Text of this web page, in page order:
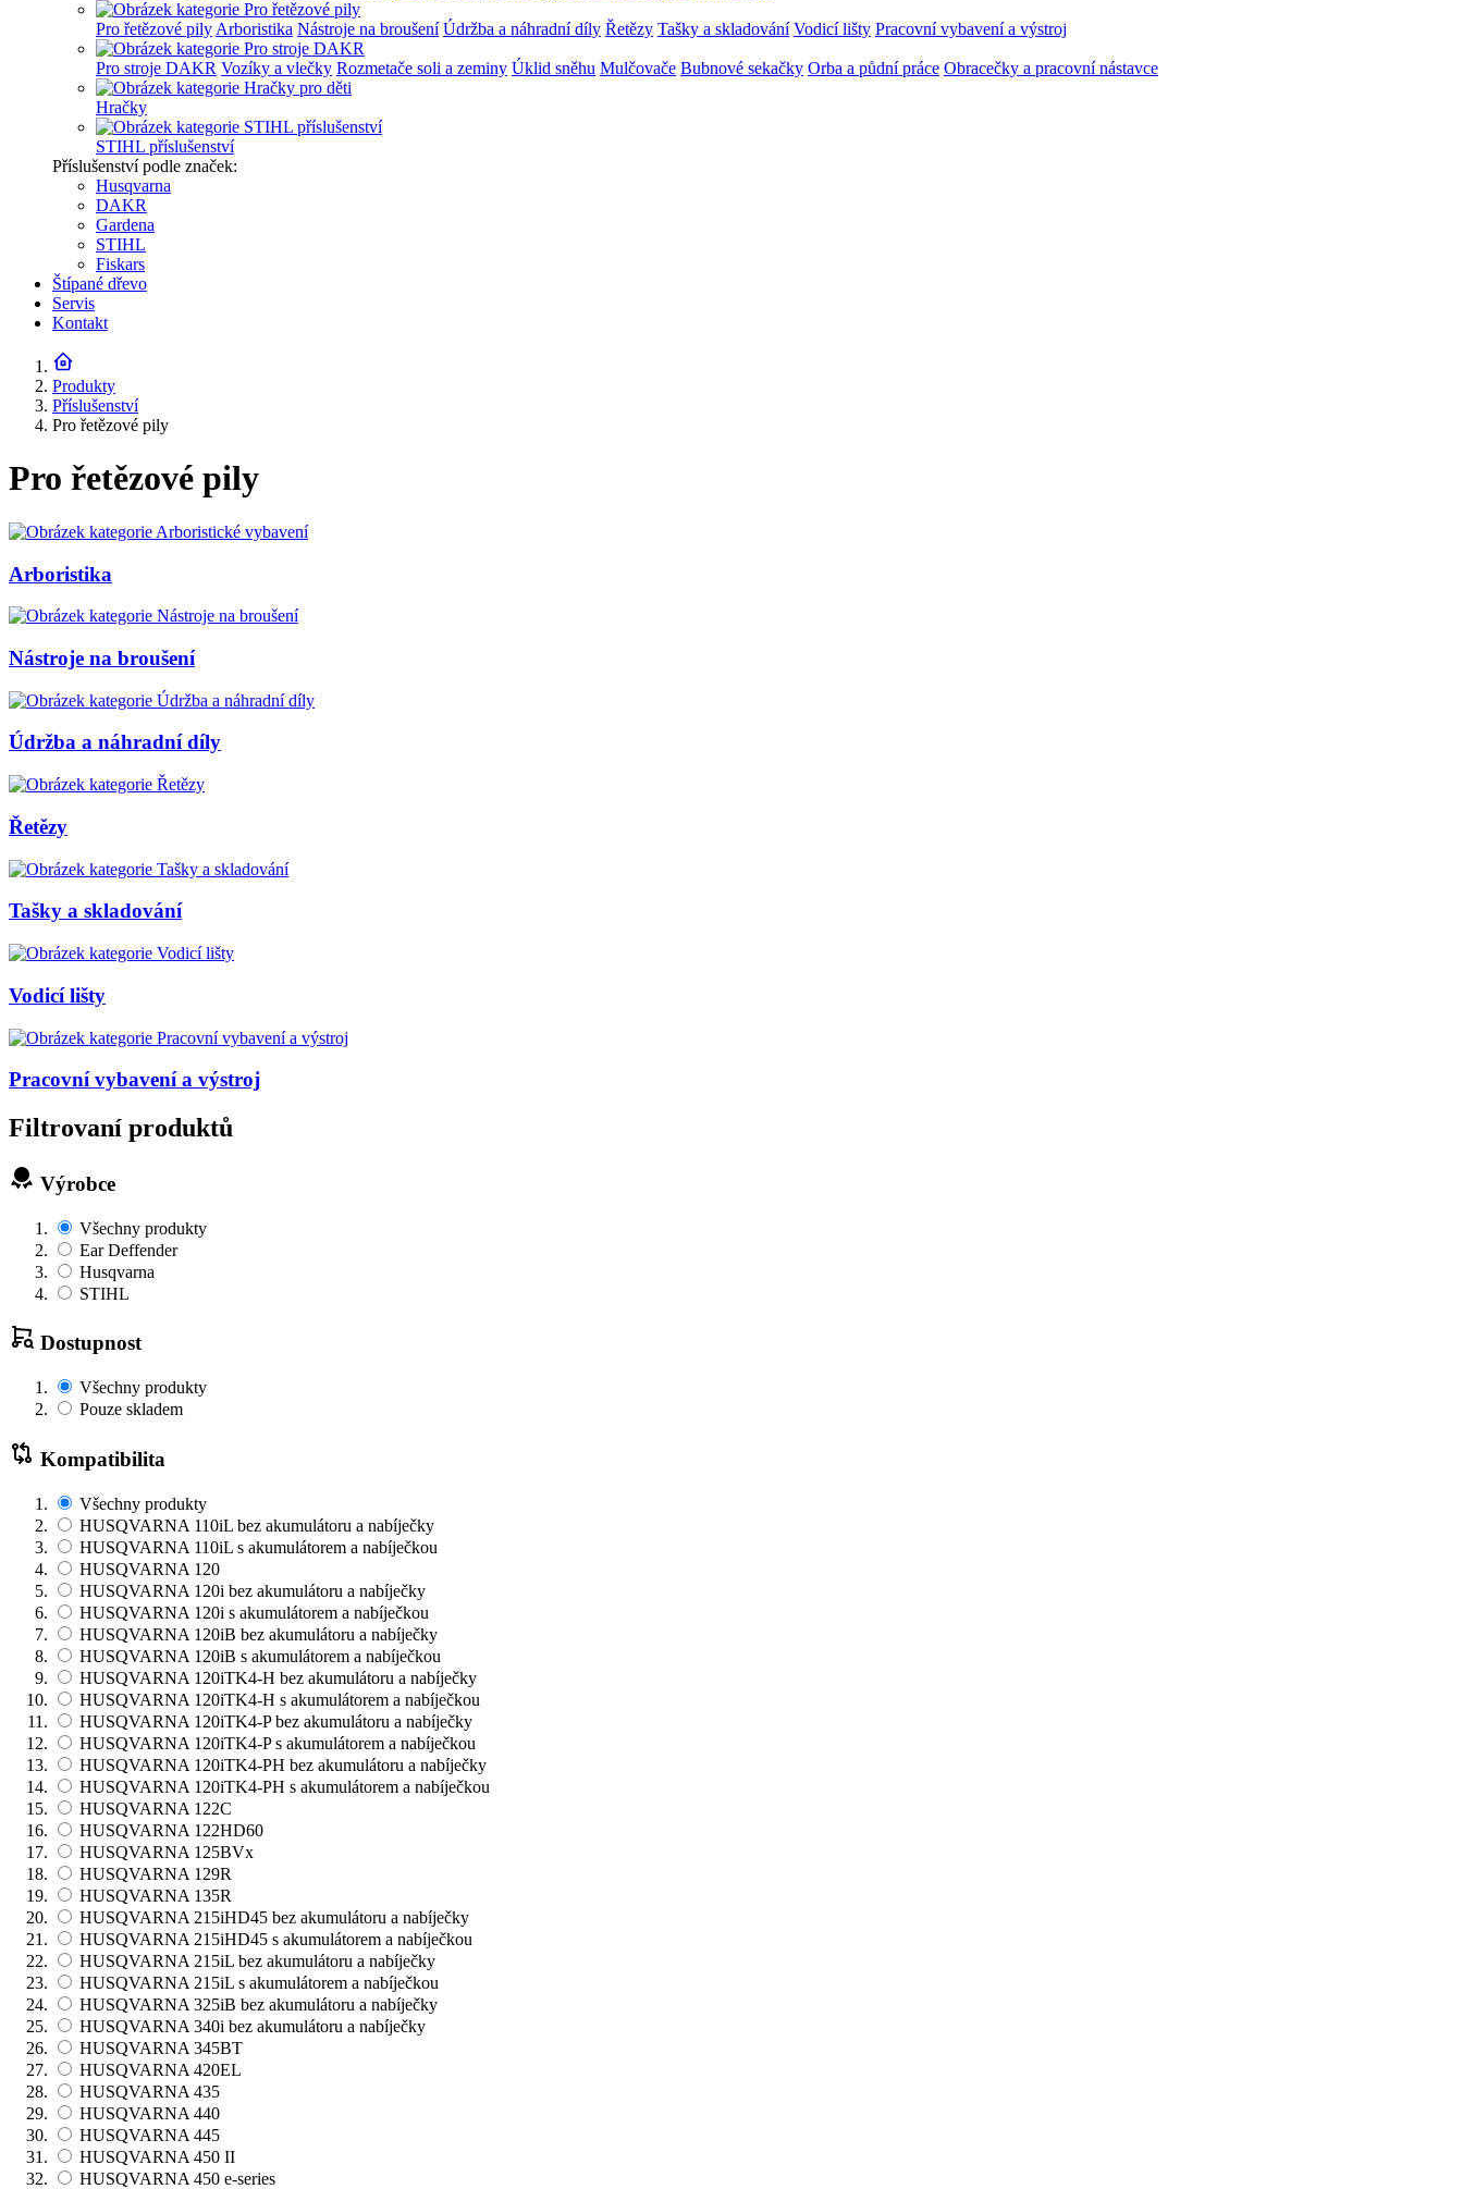
Pro řetězové pily Arboristika Nástroje na broušení Údržba a náhradní díly Řetězy Tašky a skladování Vodicí lišty Pracovní vybavení a výstroj
Pro stroje DAKR Vozíky a vlečky Rozmetače soli a zeminy Úklid sněhu Mulčovače Bubnové sekačky Orba a půdní práce Obracečky a pracovní nástavce
Hračky
STIHL příslušenství
Příslušenství podle značek:
Husqvarna
DAKR
Gardena
STIHL
Fiskars
Štípané dřevo
Servis
Kontakt
Produkty
Příslušenství
Pro řetězové pily
Pro řetězové pily
Arboristika
Nástroje na broušení
Údržba a náhradní díly
Řetězy
Tašky a skladování
Vodicí lišty
Pracovní vybavení a výstroj
Filtrovaní produktů
Výrobce
Všechny produkty
Ear Deffender
Husqvarna
STIHL
Dostupnost
Všechny produkty
Pouze skladem
Kompatibilita
Všechny produkty
HUSQVARNA 110iL bez akumulátoru a nabíječky
HUSQVARNA 110iL s akumulátorem a nabíječkou
HUSQVARNA 120
HUSQVARNA 120i bez akumulátoru a nabíječky
HUSQVARNA 120i s akumulátorem a nabíječkou
HUSQVARNA 120iB bez akumulátoru a nabíječky
HUSQVARNA 120iB s akumulátorem a nabíječkou
HUSQVARNA 120iTK4-H bez akumulátoru a nabíječky
HUSQVARNA 120iTK4-H s akumulátorem a nabíječkou
HUSQVARNA 120iTK4-P bez akumulátoru a nabíječky
HUSQVARNA 120iTK4-P s akumulátorem a nabíječkou
HUSQVARNA 120iTK4-PH bez akumulátoru a nabíječky
HUSQVARNA 120iTK4-PH s akumulátorem a nabíječkou
HUSQVARNA 122C
HUSQVARNA 122HD60
HUSQVARNA 125BVx
HUSQVARNA 129R
HUSQVARNA 135R
HUSQVARNA 215iHD45 bez akumulátoru a nabíječky
HUSQVARNA 215iHD45 s akumulátorem a nabíječkou
HUSQVARNA 215iL bez akumulátoru a nabíječky
HUSQVARNA 215iL s akumulátorem a nabíječkou
HUSQVARNA 325iB bez akumulátoru a nabíječky
HUSQVARNA 340i bez akumulátoru a nabíječky
HUSQVARNA 345BT
HUSQVARNA 420EL
HUSQVARNA 435
HUSQVARNA 440
HUSQVARNA 445
HUSQVARNA 450 II
HUSQVARNA 450 e-series